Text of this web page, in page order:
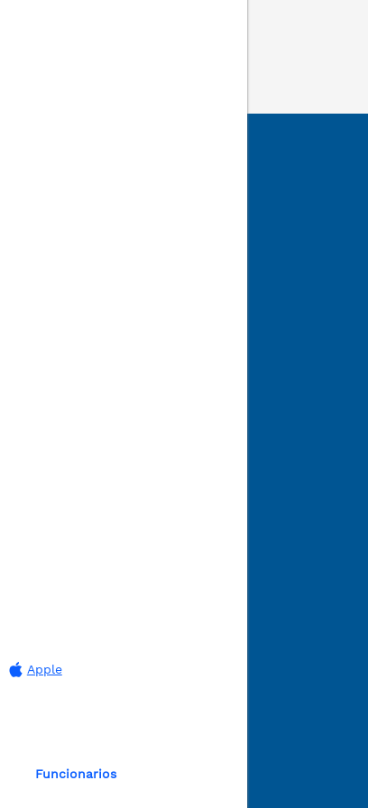
Apple
Funcionarios